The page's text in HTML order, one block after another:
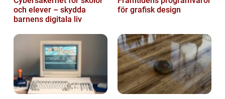
och elever – skydda
barnens digitala liv
för grafisk design